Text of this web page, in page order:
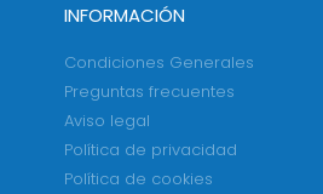
INFORMACIÓN
Condiciones Generales
Preguntas frecuentes
Aviso legal
Política de privacidad
Política de cookies